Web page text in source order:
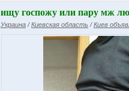
ищу госпожу или пару мж
Украина /Киевская область /Киев